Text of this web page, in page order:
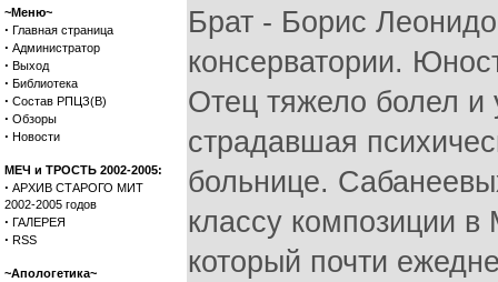
~Меню~
· Главная страница
· Администратор
· Выход
· Библиотека
· Состав РПЦЗ(В)
· Обзоры
· Новости
МЕЧ и ТРОСТЬ 2002-2005:
· АРХИВ СТАРОГО МИТ
2002-2005 годов
· ГАЛЕРЕЯ
· RSS
~Апологетика~
Брат - Борис
консерватории.
Отец тяжело болел
страдавшая
больнице.
классу композиции в
который почти